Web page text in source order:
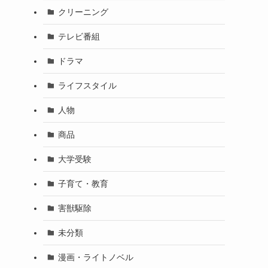
クリーニング
テレビ番組
ドラマ
ライフスタイル
人物
商品
大学受験
子育て・教育
害獣駆除
未分類
漫画・ライトノベル